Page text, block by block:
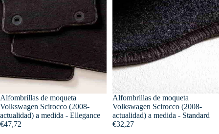
Alfombrillas de moqueta
Volkswagen Scirocco (2008-
actualidad) a medida - Ellegance
€47,72
Alfombrillas de moqueta
Volkswagen Scirocco (2008-
actualidad) a medida - Standard
€32,27